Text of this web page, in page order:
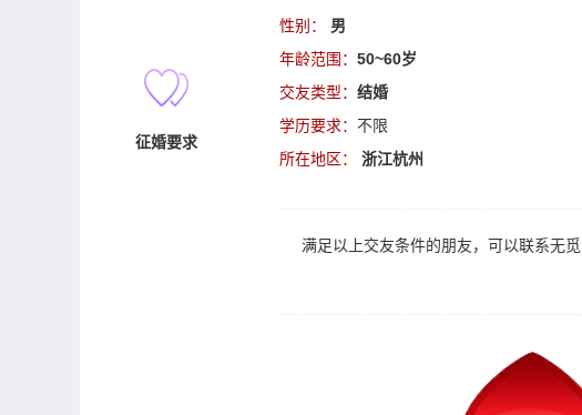
征婚要求
性别： 男
年龄范围： 50~60岁
交友类型： 结婚
学历要求： 不限
所在地区：
浙江杭州
满足以上交友条件的朋友，可以联系无觅